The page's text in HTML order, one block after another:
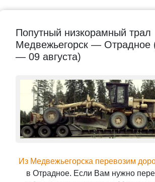
Попутный низкорамный трал
Медвежьегорск — Отрадное
— 09 августа)
Из Медвежьегорска перевозим
в Отрадное. Если Вам нужно